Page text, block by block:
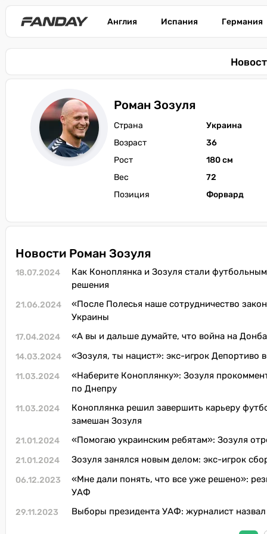
Англия Испания Германия
Роман Зозуля
Страна
Украина
Возраст
36
Рост
180 см
Вес
72
Позиция
Форвард
Новости Роман Зозуля
18.07.2024
Как Коноплянка и Зозуля стали
решения
21.06.2024
«После Полесья наше сотрудничество
Украины
17.04.2024 «А вы и дальше думайте, что война на
14.03.2024 «Зозуля, ты нацист»: экс-игрок Депортиво
11.03.2024
«Наберите Коноплянку»: Зозуля
по Днепру
11.03.2024
Коноплянка решил завершить карьеру
замешан Зозуля
21.01.2024 «Помогаю украинским ребятам»: Зозуля
21.01.2024 Зозуля занялся новым делом: экс-игрок
06.12.2023
«Мне дали понять, что все уже решено»:
УАФ
29.11.2023 Выборы президента УАФ: журналист назвал